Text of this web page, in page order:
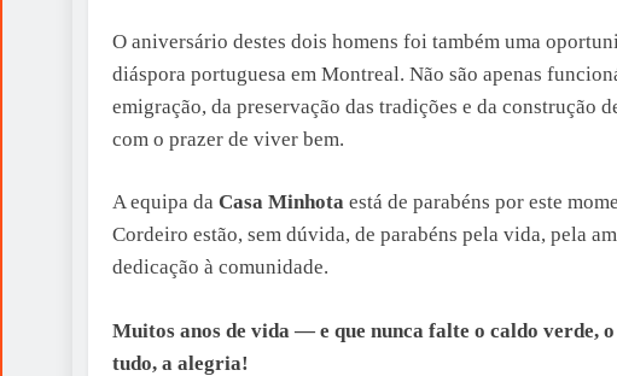
O aniversário destes dois homens foi também uma
diáspora portuguesa em Montreal. Não são apenas
emigração, da preservação das tradições e da construção
com o prazer de viver bem.
A equipa da Casa Minhota está de parabéns por este
Cordeiro estão, sem dúvida, de parabéns pela vida, pela
dedicação à comunidade.
Muitos anos de vida — e que nunca falte o caldo verde,
tudo, a alegria!